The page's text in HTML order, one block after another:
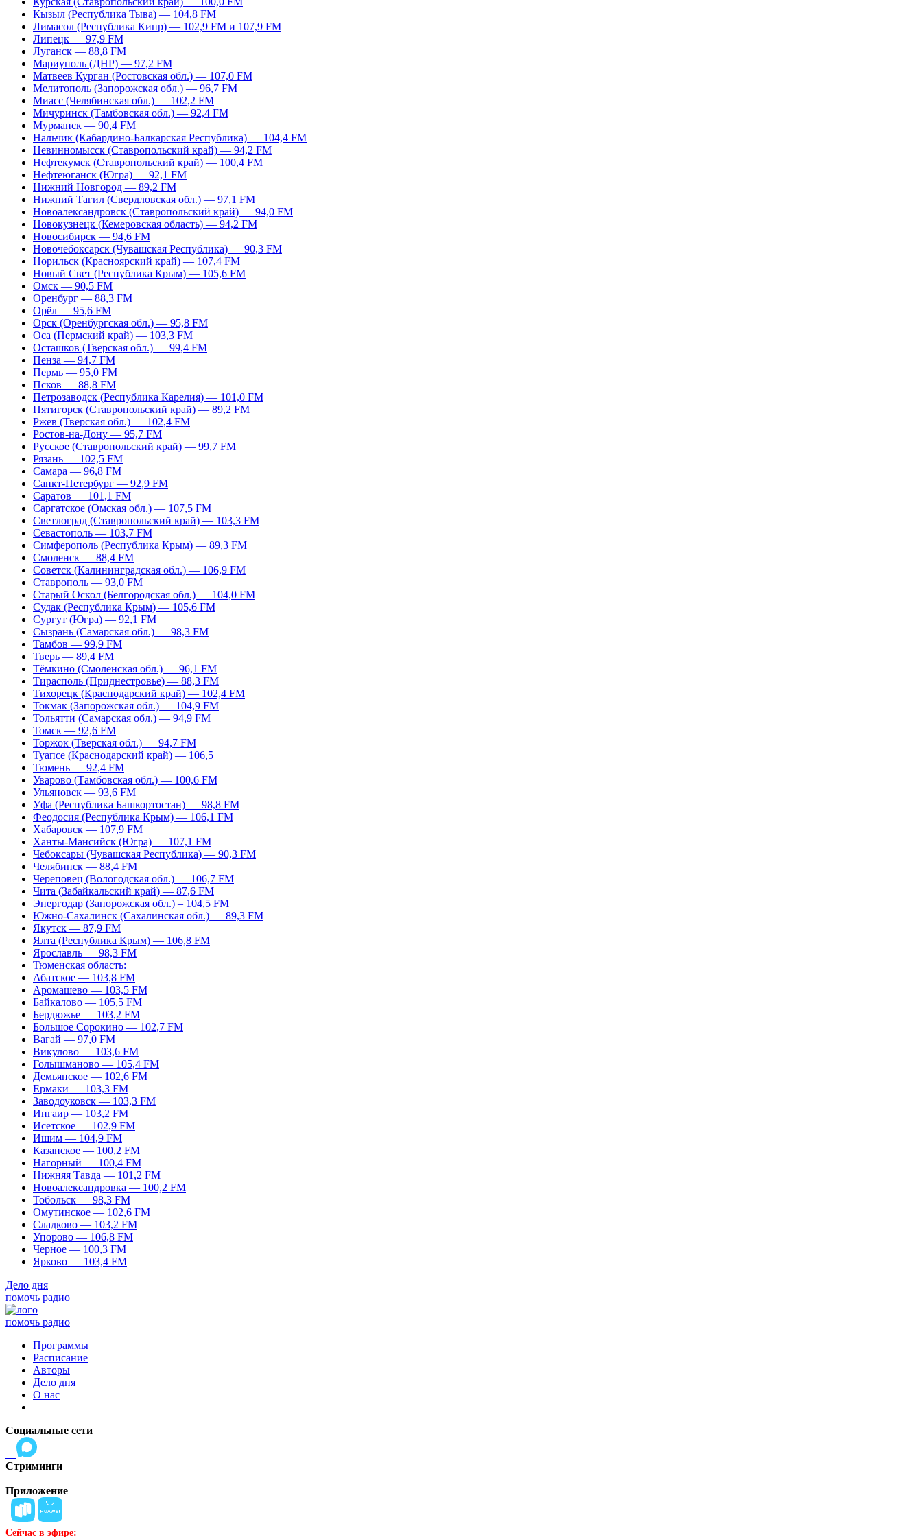
Кызыл (Республика Тыва) — 104,8 FM
Лимасол (Республика Кипр) — 102,9 FM и 107,9 FM
Липецк — 97,9 FM
Луганск — 88,8 FM
Мариуполь (ДНР) — 97,2 FM
Матвеев Курган (Ростовская обл.) — 107,0 FM
Мелитополь (Запорожская обл.) — 96,7 FM
Миасс (Челябинская обл.) — 102,2 FM
Мичуринск (Тамбовская обл.) — 92,4 FM
Мурманск — 90,4 FM
Нальчик (Кабардино-Балкарская Республика) — 104,4 FM
Невинномысск (Ставропольский край) — 94,2 FM
Нефтекумск (Ставропольский край) — 100,4 FM
Нефтеюганск (Югра) — 92,1 FM
Нижний Новгород — 89,2 FM
Нижний Тагил (Свердловская обл.) — 97,1 FM
Новоалександровск (Ставропольский край) — 94,0 FM
Новокузнецк (Кемеровская область) — 94,2 FM
Новосибирск — 94,6 FM
Новочебоксарск (Чувашская Республика) — 90,3 FM
Норильск (Красноярский край) — 107,4 FM
Новый Свет (Республика Крым) — 105,6 FM
Омск — 90,5 FM
Оренбург — 88,3 FM
Орёл — 95,6 FM
Орск (Оренбургская обл.) — 95,8 FM
Оса (Пермский край) — 103,3 FM
Осташков (Тверская обл.) — 99,4 FM
Пенза — 94,7 FM
Пермь — 95,0 FM
Псков — 88,8 FM
Петрозаводск (Республика Карелия) — 101,0 FM
Пятигорск (Ставропольский край) — 89,2 FM
Ржев (Тверская обл.) — 102,4 FM
Ростов-на-Дону — 95,7 FM
Русское (Ставропольский край) — 99,7 FM
Рязань — 102,5 FM
Самара — 96,8 FM
Санкт-Петербург — 92,9 FM
Саратов — 101,1 FM
Саргатское (Омская обл.) — 107,5 FM
Светлоград (Ставропольский край) — 103,3 FM
Севастополь — 103,7 FM
Симферополь (Республика Крым) — 89,3 FM
Смоленск — 88,4 FM
Советск (Калининградская обл.) — 106,9 FM
Ставрополь — 93,0 FM
Старый Оскол (Белгородская обл.) — 104,0 FM
Судак (Республика Крым) — 105,6 FM
Сургут (Югра) — 92,1 FM
Сызрань (Самарская обл.) — 98,3 FM
Тамбов — 99,9 FM
Тверь — 89,4 FM
Тёмкино (Смоленская обл.) — 96,1 FM
Тирасполь (Приднестровье) — 88,3 FM
Тихорецк (Краснодарский край) — 102,4 FM
Токмак (Запорожская обл.) — 104,9 FM
Тольятти (Самарская обл.) — 94,9 FM
Томск — 92,6 FM
Торжок (Тверская обл.) — 94,7 FM
Туапсе (Краснодарский край) — 106,5
Тюмень — 92,4 FM
Уварово (Тамбовская обл.) — 100,6 FM
Ульяновск — 93,6 FM
Уфа (Республика Башкортостан) — 98,8 FM
Феодосия (Республика Крым) — 106,1 FM
Хабаровск — 107,9 FM
Ханты-Мансийск (Югра) — 107,1 FM
Чебоксары (Чувашская Республика) — 90,3 FM
Челябинск — 88,4 FM
Череповец (Вологодская обл.) — 106,7 FM
Чита (Забайкальский край) — 87,6 FM
Энергодар (Запорожская обл.) – 104,5 FM
Южно-Сахалинск (Сахалинская обл.) — 89,3 FM
Якутск — 87,9 FM
Ялта (Республика Крым) — 106,8 FM
Ярославль — 98,3 FM
Тюменская область:
Абатское — 103,8 FM
Аромашево — 103,5 FM
Байкалово — 105,5 FM
Бердюжье — 103,2 FM
Большое Сорокино — 102,7 FM
Вагай — 97,0 FM
Викулово — 103,6 FM
Голышманово — 105,4 FM
Демьянское — 102,6 FM
Ермаки — 103,3 FM
Заводоуковск — 103,3 FM
Ингаир — 103,2 FM
Исетское — 102,9 FM
Ишим — 104,9 FM
Казанское — 100,2 FM
Нагорный — 100,4 FM
Нижняя Тавда — 101,2 FM
Новоалександровка — 100,2 FM
Тобольск — 98,3 FM
Омутинское — 102,6 FM
Сладково — 103,2 FM
Упорово — 106,8 FM
Черное — 100,3 FM
Ярково — 103,4 FM
Дело дня
помочь радио
помочь радио
Программы
Расписание
Авторы
Дело дня
О нас
Социальные сети
Стриминги
Приложение
Сейчас в эфире: